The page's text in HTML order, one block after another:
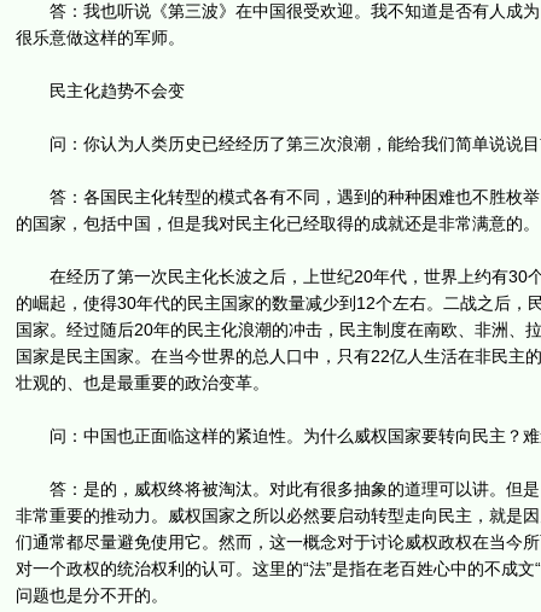
答：我也听说《第三波》在中国很受欢迎。我不知道是否有人成
很乐意做这样的军师。
民主化趋势不会变
问：你认为人类历史已经经历了第三次浪潮，能给我们简单说说目
答：各国民主化转型的模式各有不同，遇到的种种困难也不胜枚
的国家，包括中国，但是我对民主化已经取得的成就还是非常满意的。
在经历了第一次民主化长波之后，上世纪20年代，世界上约有30
的崛起，使得30年代的民主国家的数量减少到12个左右。二战之后
国家。经过随后20年的民主化浪潮的冲击，民主制度在南欧、非洲、
国家是民主国家。在当今世界的总人口中，只有22亿人生活在非民主
壮观的、也是最重要的政治变革。
问：中国也正面临这样的紧迫性。为什么威权国家要转向民主？难
答：是的，威权终将被淘汰。对此有很多抽象的道理可以讲。但
非常重要的推动力。威权国家之所以必然要启动转型走向民主，就是
们通常都尽量避免使用它。然而，这一概念对于讨论威权政权在当今
对一个政权的统治权利的认可。这里的“法”是指在老百姓心中的不成
问题也是分不开的。